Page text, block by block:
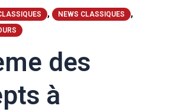
, NEWS CLASSIQUES ,
des
à